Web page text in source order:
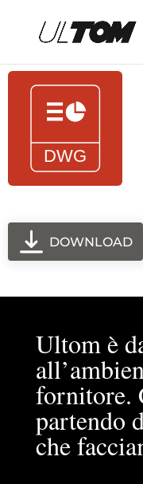
DOWNLOAD
Ultom è
fornitore.
partendo
che